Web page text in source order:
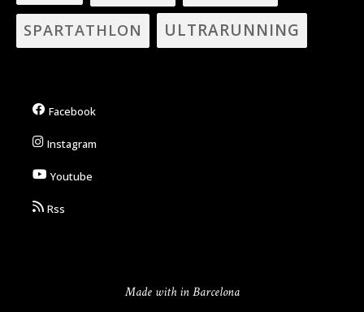
SPARTATHLON ULTRARUNNING
Facebook
Instagram
Youtube
Rss
Made with in Barcelona